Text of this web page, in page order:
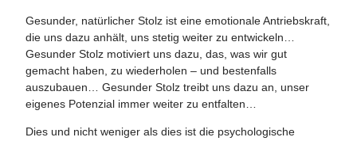
Gesunder, natürlicher Stolz ist eine emotionale Antriebskraft,
die uns dazu anhält, uns stetig weiter zu entwickeln…
Gesunder Stolz motiviert uns dazu, das, was wir gut
gemacht haben, zu wiederholen – und bestenfalls
auszubauen… Gesunder Stolz treibt uns dazu an, unser
eigenes Potenzial immer weiter zu entfalten…
Dies und nicht weniger als dies ist die psychologische